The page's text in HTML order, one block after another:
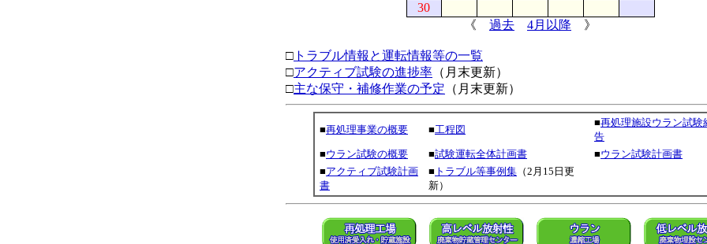
30
《 過去 4月以降 》
□ トラブル情報と運転情報等の一覧
□アクティブ試験の進捗率 （月末更新）
□主な保守・補修作業の予定 （月末更新）
■再処理事業の概要 ■工程図
■再処理施設ウラン試験
告
■ウラン試験の概要 ■試験運転全体計画書 ■ウラン試験計画書
■アクティブ試験計画
書
■ トラブル等事例集 （2月15日更
新）